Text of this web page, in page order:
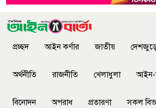
প্রচ্ছদ আইন কর্ণার জাতীয়
অর্থনীতি রাজনীতি খেলাধুলা
বিনোদন অপরাধ প্রতারণা সকল